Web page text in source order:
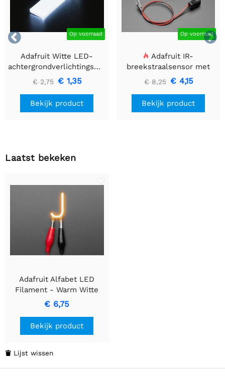

 Op voorraad
Adafruit Witte LED-
achtergrondverlichtingsmodule
- Klein 12 mm x 40 mm
€ 2,75 € 1,35
Bekijk product
Op voorraad
Adafruit IR-
breekstraalsensor met
premium draadheader
header einden - 5 mm
LED's
€ 8,25 € 4,15
Bekijk product
Laatst bekeken
Adafruit Alfabet LED
Filament - Warm Witte
Letter "J"
€ 6,75
Bekijk product
 Lijst wissen